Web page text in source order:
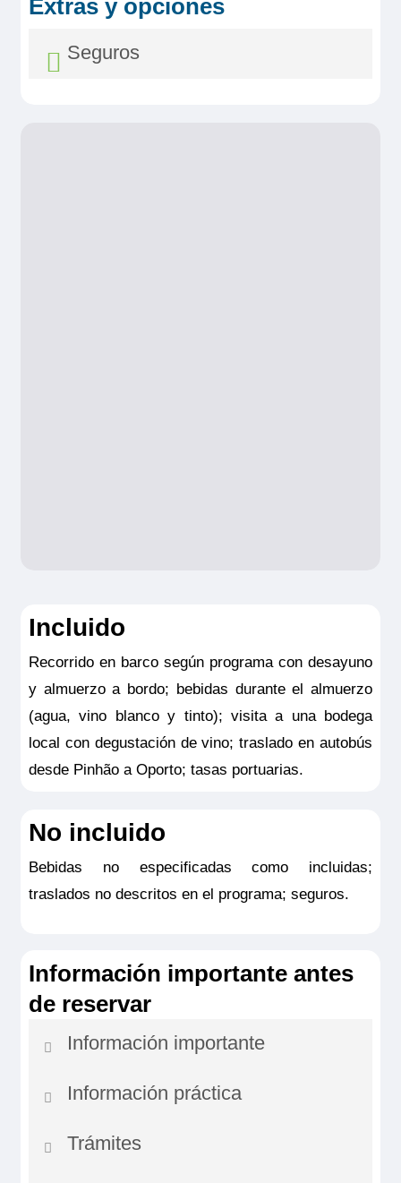
Extras y opciones
Seguros
NOTAS:Este seguro opcional sólo es
válido para clientes residentes en España
y deberá ser contratado y pagado en el
momento de la confirmación del viaje. Las
coberturas del seguro son válidas
solamente para los servicios contratados
seguro.
Incluido
Recorrido en barco según programa con desayuno
y almuerzo a bordo; bebidas durante el almuerzo
(agua, vino blanco y tinto); visita a una bodega
local con degustación de vino; traslado en autobús
desde Pinhão a Oporto; tasas portuarias.
No incluido
Bebidas no especificadas como incluidas;
traslados no descritos en el programa; seguros.
Información importante antes
de reservar
Información importante
- Los horarios indicados en el programa son
compañía naviera puede cambiar el muelle de
Información práctica
El almuerzo a bordo suele constar de los
Trámites